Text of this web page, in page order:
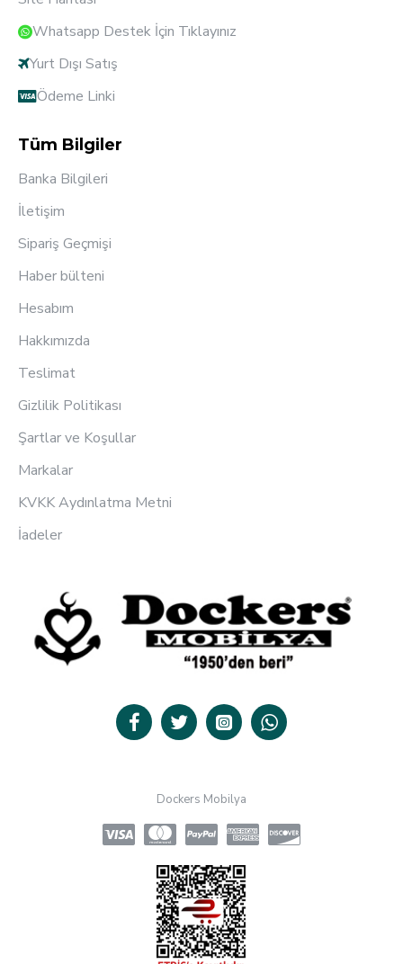
Whatsapp Destek İçin Tıklayınız
Yurt Dışı Satış
Ödeme Linki
Tüm Bilgiler
Banka Bilgileri
İletişim
Sipariş Geçmişi
Haber bülteni
Hesabım
Hakkımızda
Teslimat
Gizlilik Politikası
Şartlar ve Koşullar
Markalar
KVKK Aydınlatma Metni
İadeler
Dockers Mobilya